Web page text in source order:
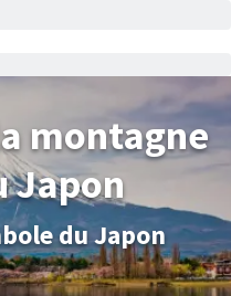
montagne
Japon
du Japon